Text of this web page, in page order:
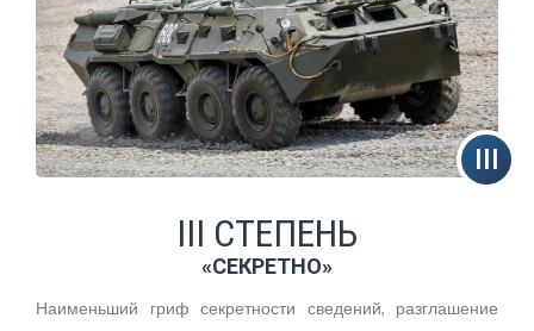
III СТЕПЕНЬ
«СЕКРЕТНО»
Наименьший гриф секретности сведений, разглашение